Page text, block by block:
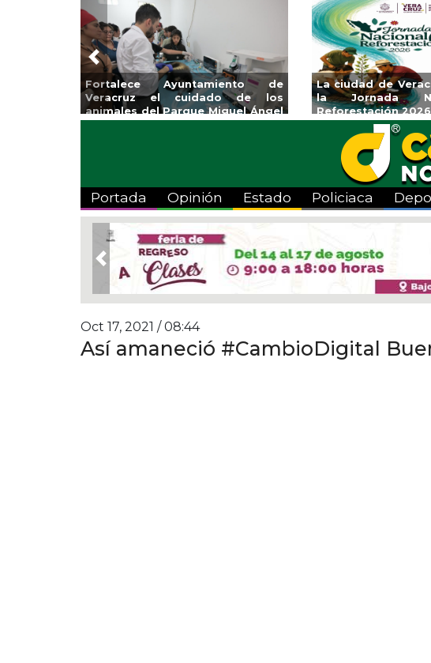
Invita Ayuntamiento de Veracruz
a Temporada de Artes “Escena
Viva”
Aplicará CMAS el
Tandeo durante
Previous
Portada Opinión Estado Policiaca
Previous
Oct 17, 2021 / 08:44
Así amaneció #CambioDigital